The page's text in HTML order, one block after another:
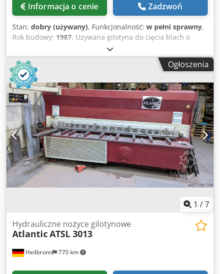
Informacja o cenie Zadzwoń
Stan: dobry (używany), Funkcjonalność: w pełni sprawny,
Rok budowy: 1987, Używana gilotyna do cięcia blach o
długości 3 metrów firmy Haco Atlantic. Typ: ATS 3006
Maksymalna grubość cięcia: 6 mm Maksymalna długość
cięcia: 3100 mm Elektryczny tylny ogranicznik Dkedpfxozi
Rl To Aqqsr Elektryczna regulacja kąta cięcia Rok produkcji:
1987
Ogłoszenia
1 /7
Heilbronn 770 km
Hydrauliczne nożyce gilotynowe
AtlanticATSL 3013